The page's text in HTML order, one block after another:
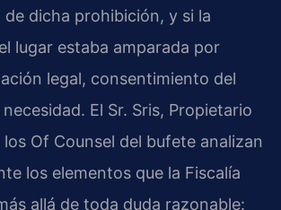
dicha prohibición, y si la
lugar estaba amparada por
legal, consentimiento del
El Sr. Sris, Propietario
Of Counsel del bufete analizan
los elementos que la Fiscalía
allá de toda duda razonable: